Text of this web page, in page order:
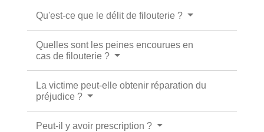
Qu'est-ce que le délit de filouterie ?
Quelles sont les peines encourues en
cas de filouterie ?
La victime peut-elle obtenir réparation du
préjudice ?
Peut-il y avoir prescription ?